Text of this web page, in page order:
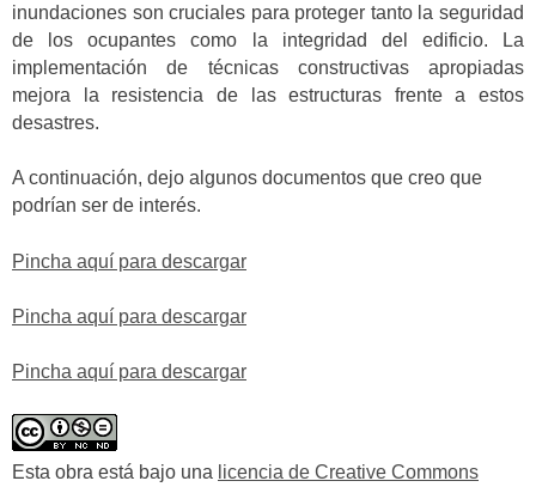
inundaciones son cruciales para proteger tanto la seguridad
de los ocupantes como la integridad del edificio. La
implementación de técnicas constructivas apropiadas
mejora la resistencia de las estructuras frente a estos
desastres.
A continuación, dejo algunos documentos que creo que
podrían ser de interés.
Pincha aquí para descargar
Pincha aquí para descargar
Pincha aquí para descargar
Esta obra está bajo una licencia de Creative Commons